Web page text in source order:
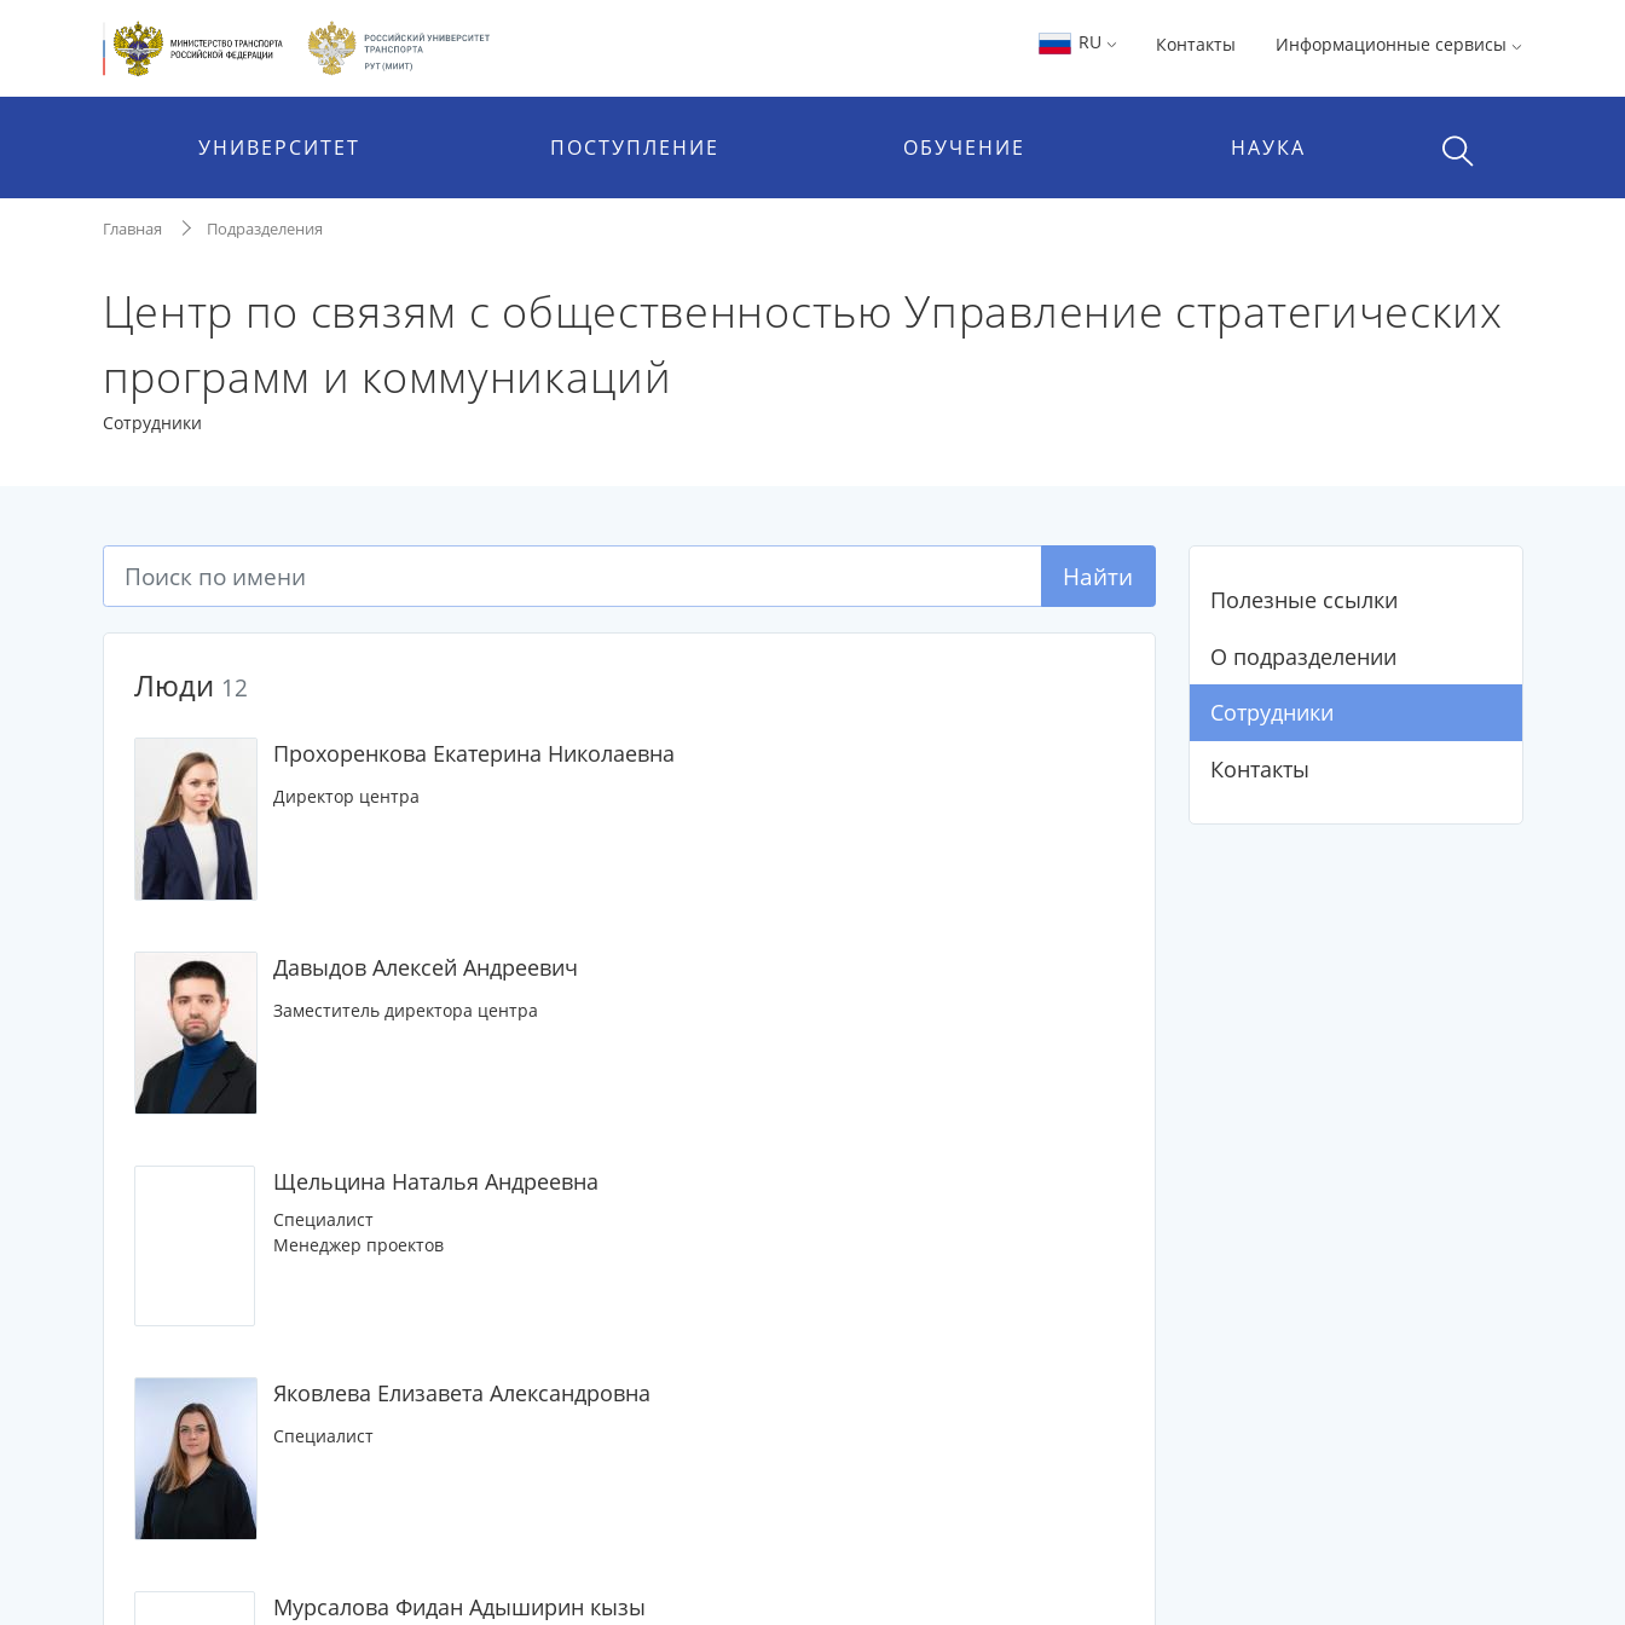
RU Контакты Информационные сервисы
УНИВЕРСИТЕТ ПОСТУПЛЕНИЕ ОБУЧЕНИЕ НАУКА
Главная Подразделения
Центр по связям с общественностью Управление стратегических
программ и коммуникаций
Сотрудники
Найти
Люди 12
Прохоренкова Екатерина Николаевна
Директор центра
Давыдов Алексей Андреевич
Заместитель директора центра
Щельцина Наталья Андреевна
Специалист
Менеджер проектов
Яковлева Елизавета Александровна
Специалист
Мурсалова Фидан Адыширин кызы
Полезные ссылки
О подразделении
Сотрудники
Контакты